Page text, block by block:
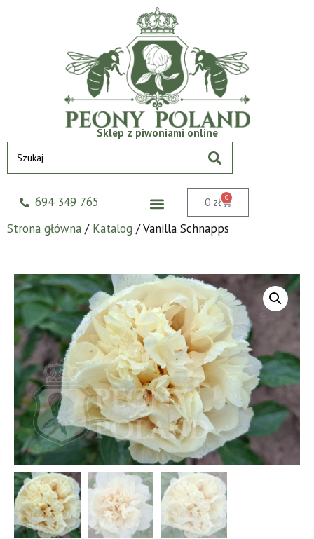
Sklep z piwoniami online
694 349 765 0 zł 0
Strona główna / Katalog / Vanilla Schnapps